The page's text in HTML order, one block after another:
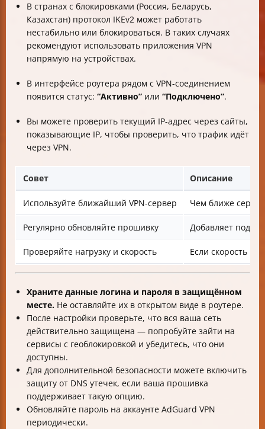
В странах с блокировками (Россия, Беларусь,
Казахстан) протокол IKEv2 может работать
нестабильно или блокироваться. В таких случаях
рекомендуют использовать приложения VPN
напрямую на устройствах.
В интерфейсе роутера рядом с VPN-соединением
появится статус: “Активно” или “Подключено”.
Вы можете проверить текущий IP-адрес через сайты,
показывающие IP, чтобы проверить, что трафик идёт
через VPN.
Совет Описание
Используйте ближайший VPN-сервер Чем ближе
Регулярно обновляйте прошивку Добавляет
Проверяйте нагрузку и скорость Если скорость
Храните данные логина и пароля в защищённом
месте. Не оставляйте их в открытом виде в роутере.
После настройки проверьте, что вся ваша сеть
действительно защищена — попробуйте зайти на
сервисы с геоблокировкой и убедитесь, что они
доступны.
Для дополнительной безопасности можете включить
защиту от DNS утечек, если ваша прошивка
поддерживает такую опцию.
Обновляйте пароль на аккаунте AdGuard VPN
периодически.